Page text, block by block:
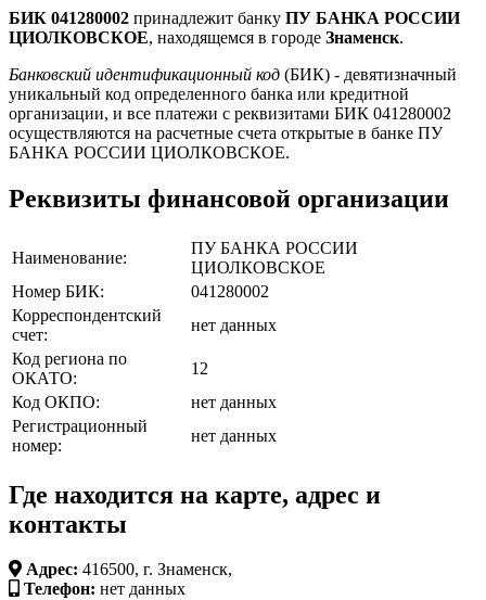
БИК 041280002 принадлежит банку ПУ БАНКА РОССИИ
ЦИОЛКОВСКОЕ, находящемся в городе Знаменск.
Банковский идентификационный код (БИК) - девятизначный
уникальный код определенного банка или кредитной
организации, и все платежи с реквизитами БИК 041280002
осуществляются на расчетные счета открытые в банке ПУ
БАНКА РОССИИ ЦИОЛКОВСКОЕ.
Реквизиты финансовой организации
Наименование:
ПУ БАНКА РОССИИ
ЦИОЛКОВСКОЕ
Номер БИК:
041280002
Корреспондентский
счет:
нет данных
Код региона по
ОКАТО:
12
Код ОКПО:
нет данных
Регистрационный
номер:
нет данных
Где находится на карте, адрес и
контакты
Адрес: 416500, г. Знаменск,
Телефон: нет данных